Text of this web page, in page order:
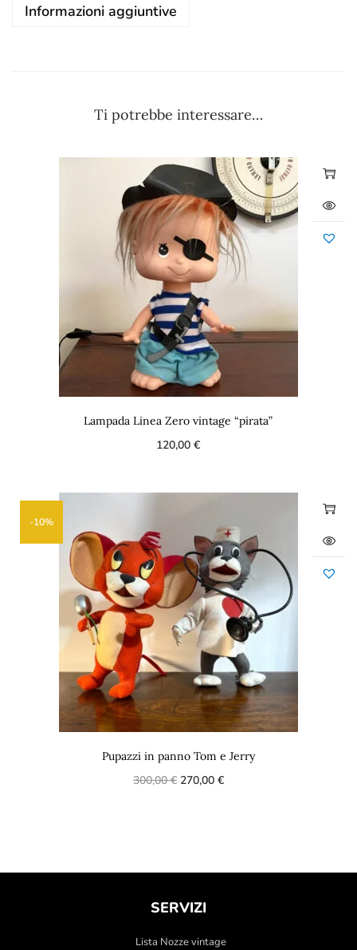
Informazioni aggiuntive
Ti potrebbe interessare…
Lampada Linea Zero vintage “pirata”
120,00€
-10%
Pupazzi in panno Tom e Jerry
300,00€ 270,00 €
SERVIZI
Lista Nozze vintage